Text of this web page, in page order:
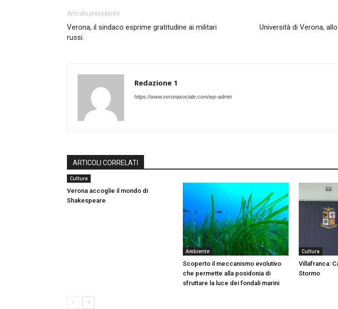
Articolo precedente
Verona, il sindaco esprime gratitudine ai militari
russi.
Università di Verona,
Redazione 1
https://www.veronasociale.com/wp-admin
ARTICOLI CORRELATI
Cultura
Verona accoglie il mondo di
Shakespeare
Ambiente
Scoperto il meccanismo evolutivo
che permette alla posidonia di
sfruttare la luce dei fondali marini
Cultura
Villafranca:
Stormo